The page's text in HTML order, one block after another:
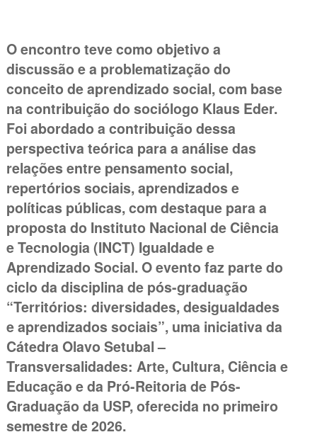
O encontro teve como objetivo a
discussão e a problematização do
conceito de aprendizado social, com base
na contribuição do sociólogo Klaus Eder.
Foi abordado a contribuição dessa
perspectiva teórica para a análise das
relações entre pensamento social,
repertórios sociais, aprendizados e
políticas públicas, com destaque para a
proposta do Instituto Nacional de Ciência
e Tecnologia (INCT) Igualdade e
Aprendizado Social. O evento faz parte do
ciclo da disciplina de pós-graduação
“Territórios: diversidades, desigualdades
e aprendizados sociais”, uma iniciativa da
Cátedra Olavo Setubal –
Transversalidades: Arte, Cultura, Ciência e
Educação e da Pró-Reitoria de Pós-
Graduação da USP, oferecida no primeiro
semestre de 2026.